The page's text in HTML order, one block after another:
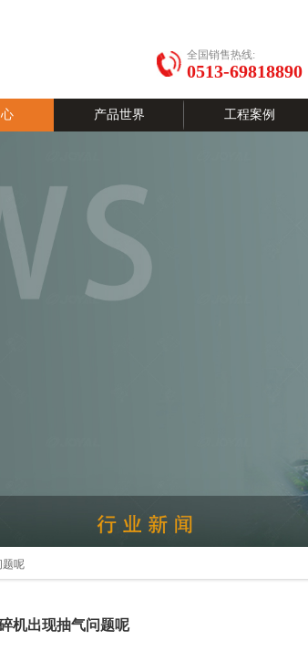
全国销售热线:
0513-69818890
产品世界 工程案例
题呢
机出现抽气问题呢